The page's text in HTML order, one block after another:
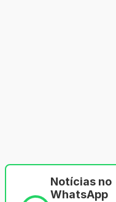
Notícias no
WhatsApp